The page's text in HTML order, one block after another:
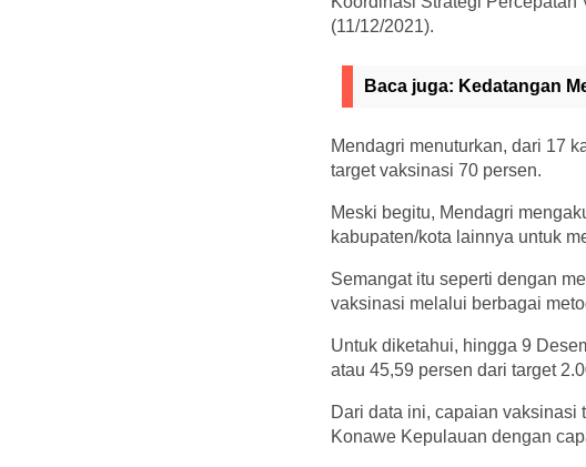
(11/12/2021).
Baca juga: Kedatangan
Mendagri menuturkan, dari 17
target vaksinasi 70 persen.
Meski begitu, Mendagri
kabupaten/kota lainnya untuk
Semangat itu seperti dengan
vaksinasi melalui berbagai
Untuk diketahui, hingga 9
atau 45,59 persen dari target
Dari data ini, capaian
Konawe Kepulauan dengan